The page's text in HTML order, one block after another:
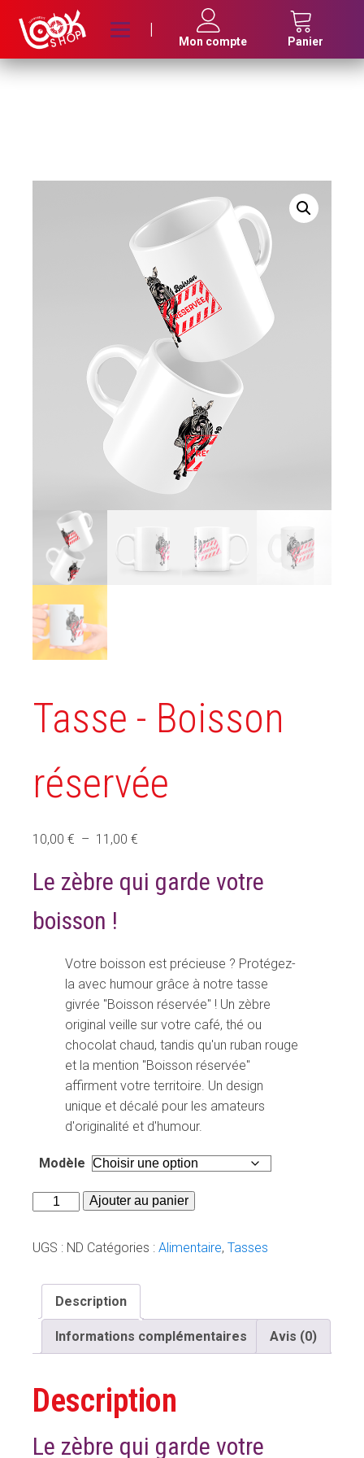
|
Mon compte Panier
Tasse - Boisson
réservée
10,00 € – 11,00 €
prix :
10,00 €
Le zèbre qui garde votre
boisson !
Votre boisson est précieuse ? Protégez-
la avec humour grâce à notre tasse
givrée "Boisson réservée" ! Un zèbre
original veille sur votre café, thé ou
chocolat chaud, tandis qu'un ruban rouge
et la mention "Boisson réservée"
affirment votre territoire. Un design
unique et décalé pour les amateurs
d'originalité et d'humour.
Modèle
quantité
Tasse
Boisson
réservée
Ajouter au panier
UGS : ND Catégories : Alimentaire, Tasses
Description
Informations complémentaires Avis (0)
Description
Le zèbre qui garde votre